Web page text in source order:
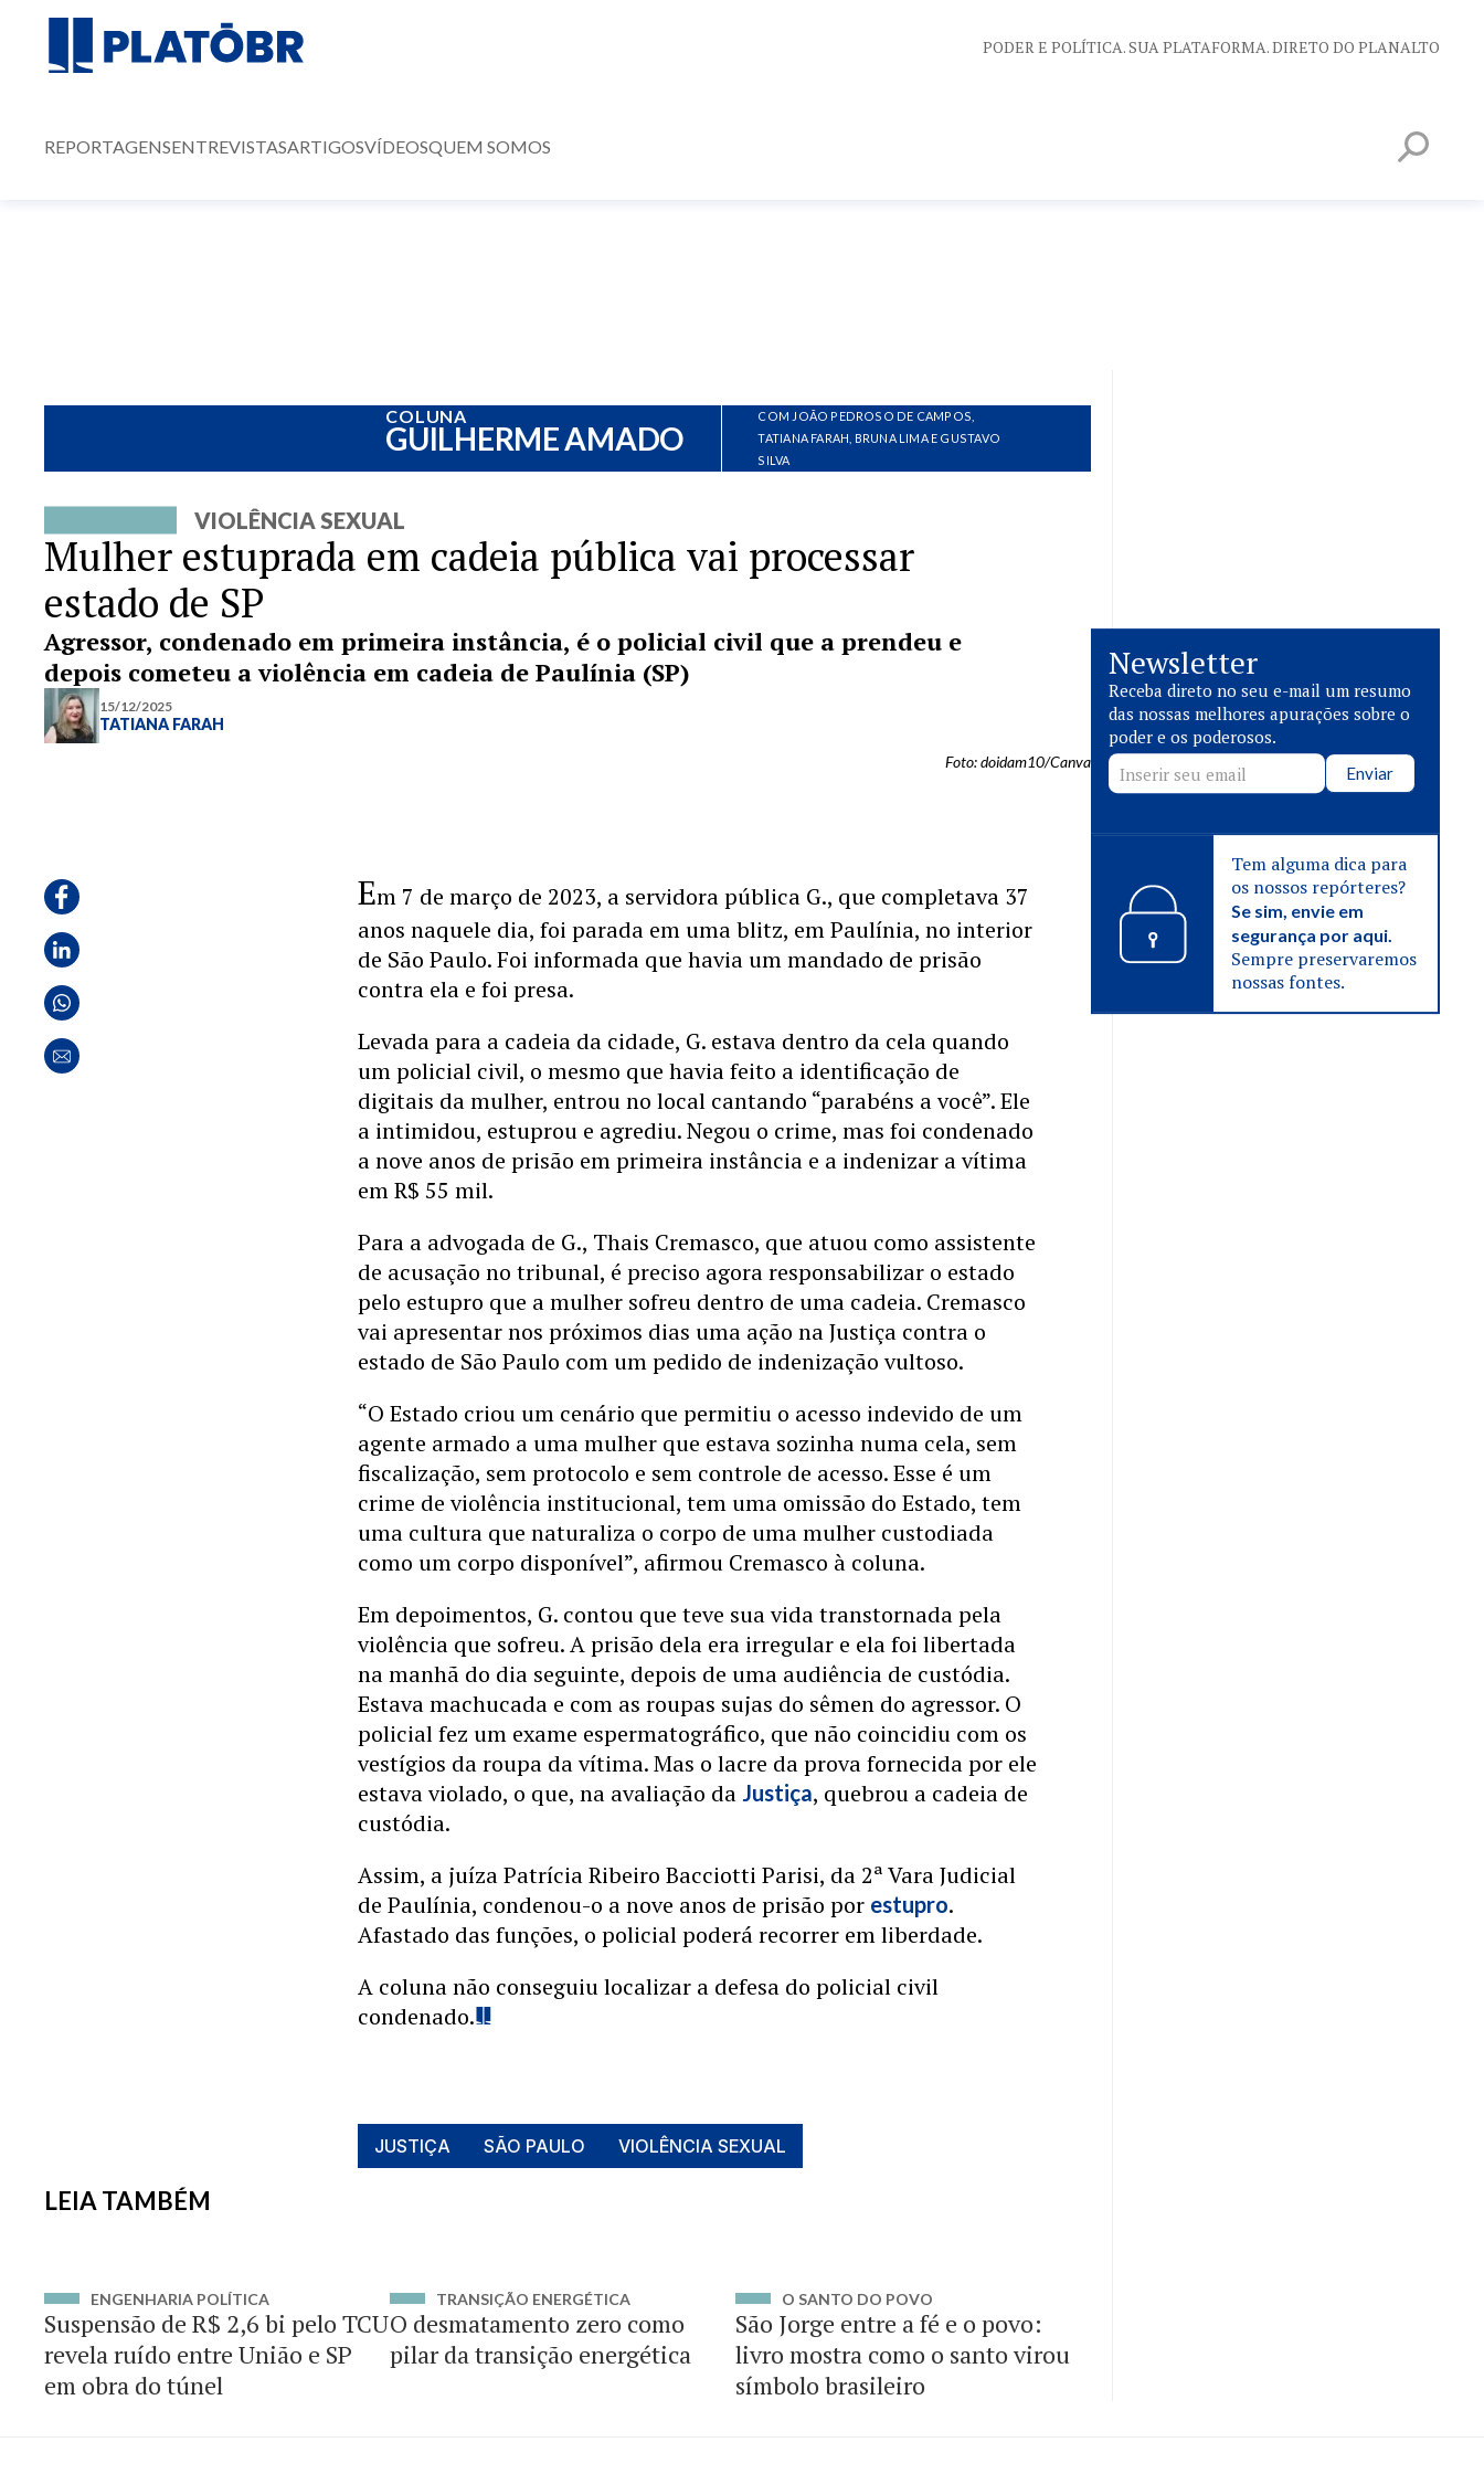
PODER E POLÍTICA. SUA PLATAFORMA. DIRETO DO PLANALTO
REPORTAGENSENTREVISTASARTIGOSVÍDEOSQUEM SOMOS
COLUNA
GUILHERME AMADO
COM JOÃO PEDROSO DE CAMPOS,
TATIANA FARAH, BRUNA LIMA E GUSTAVO
SILVA
VIOLÊNCIA SEXUAL
Mulher estuprada em cadeia pública vai processar
estado de SP
Agressor, condenado em primeira instância, é o policial civil que a prendeu e
depois cometeu a violência em cadeia de Paulínia (SP)
15/12/2025
TATIANA FARAH
Foto: doidam10/Canva
Em 7 de março de 2023, a servidora pública G., que completava 37
anos naquele dia, foi parada em uma blitz, em Paulínia, no interior
de São Paulo. Foi informada que havia um mandado de prisão
contra ela e foi presa.
Levada para a cadeia da cidade, G. estava dentro da cela quando
um policial civil, o mesmo que havia feito a identificação de
digitais da mulher, entrou no local cantando “parabéns a você”. Ele
a intimidou, estuprou e agrediu. Negou o crime, mas foi condenado
a nove anos de prisão em primeira instância e a indenizar a vítima
em R$ 55 mil.
Para a advogada de G., Thais Cremasco, que atuou como assistente
de acusação no tribunal, é preciso agora responsabilizar o estado
pelo estupro que a mulher sofreu dentro de uma cadeia. Cremasco
vai apresentar nos próximos dias uma ação na Justiça contra o
estado de São Paulo com um pedido de indenização vultoso.
“O Estado criou um cenário que permitiu o acesso indevido de um
agente armado a uma mulher que estava sozinha numa cela, sem
fiscalização, sem protocolo e sem controle de acesso. Esse é um
crime de violência institucional, tem uma omissão do Estado, tem
uma cultura que naturaliza o corpo de uma mulher custodiada
como um corpo disponível”, afirmou Cremasco à coluna.
Em depoimentos, G. contou que teve sua vida transtornada pela
violência que sofreu. A prisão dela era irregular e ela foi libertada
na manhã do dia seguinte, depois de uma audiência de custódia.
Estava machucada e com as roupas sujas do sêmen do agressor. O
policial fez um exame espermatográfico, que não coincidiu com os
vestígios da roupa da vítima. Mas o lacre da prova fornecida por ele
estava violado, o que, na avaliação daJustiça, quebrou a cadeia de
custódia.
Assim, a juíza Patrícia Ribeiro Bacciotti Parisi, da 2ª Vara Judicial
de Paulínia, condenou-o a nove anos de prisão por estupro.
Afastado das funções, o policial poderá recorrer em liberdade.
A coluna não conseguiu localizar a defesa do policial civil
condenado.
JUSTIÇA SÃO PAULO VIOLÊNCIA SEXUAL
LEIA TAMBÉM
ENGENHARIA POLÍTICA
Suspensão de R$ 2,6 bi pelo TCU
revela ruído entre União e SP
em obra do túnel
TRANSIÇÃO ENERGÉTICA
O desmatamento zero como
pilar da transição energética
O SANTO DO POVO
São Jorge entre a fé e o povo:
livro mostra como o santo virou
símbolo brasileiro
Newsletter
Receba direto no seu e-mail um resumo
das nossas melhores apurações sobre o
poder e os poderosos.
Enviar
Tem alguma dica para
os nossos repórteres?
Se sim, envie em
segurança por aqui.
Sempre preservaremos
nossas fontes.